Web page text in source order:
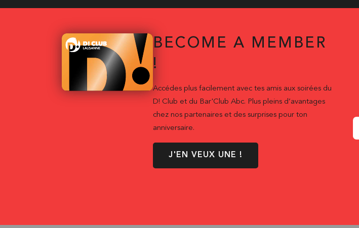
BECOME A MEMBER
!
Accédes plus facilement avec tes amis aux soirées du
D! Club et du Bar'Club Abc. Plus pleins d’avantages
chez nos partenaires et des surprises pour ton
anniversaire.
J'EN VEUX UNE !